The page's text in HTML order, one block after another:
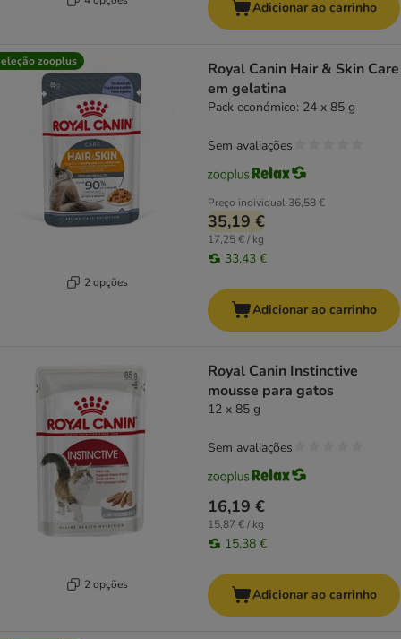
Adicionar ao carrinho
zooplus
2 opções
Royal Canin Hair & Skin Care
em gelatina
Pack económico: 24 x 85 g
Preço individual 36,58 €
35,19 €
17,25 € / kg
33,43 €
Sem avaliações
Adicionar ao carrinho
2 opções
Royal Canin Instinctive
mousse para gatos
12 x 85 g
16,19 €
15,87 € / kg
15,38 €
Sem avaliações
Adicionar ao carrinho